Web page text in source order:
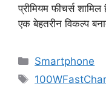
प्रीमियम फीचर्स
एक बेहतरीन विकल्प
Categories
Smartphone
Tags